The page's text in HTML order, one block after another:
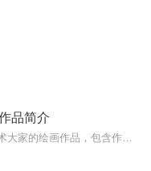
品简介